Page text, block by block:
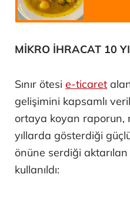
MİKRO İHRACAT 10
Sınır ötesi e-ticaret
gelişimini kapsamlı
ortaya koyan raporun,
yıllarda gösterdiği
önüne serdiği
kullanıldı: